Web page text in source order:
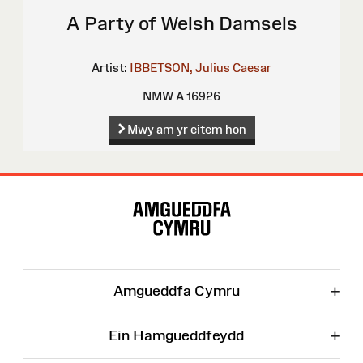
A Party of Welsh Damsels
Artist: IBBETSON, Julius Caesar
NMW A 16926
Mwy am yr eitem hon
Amgueddfa Cymru +
Ein Hamgueddfeydd +